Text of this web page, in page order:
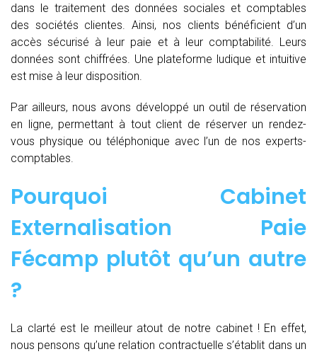
dans le traitement des données sociales et comptables
des sociétés clientes. Ainsi, nos clients bénéficient d’un
accès sécurisé à leur paie et à leur comptabilité. Leurs
données sont chiffrées. Une plateforme ludique et intuitive
est mise à leur disposition.
Par ailleurs, nous avons développé un outil de réservation
en ligne, permettant à tout client de réserver un rendez-
vous physique ou téléphonique avec l’un de nos experts-
comptables.
Pourquoi Cabinet
Externalisation Paie
Fécamp plutôt qu’un autre
?
La clarté est le meilleur atout de notre cabinet ! En effet,
nous pensons qu’une relation contractuelle s’établit dans un